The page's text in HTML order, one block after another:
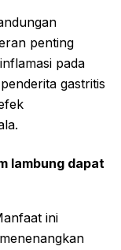
penting
pada
gastritis
lambung dapat
ini